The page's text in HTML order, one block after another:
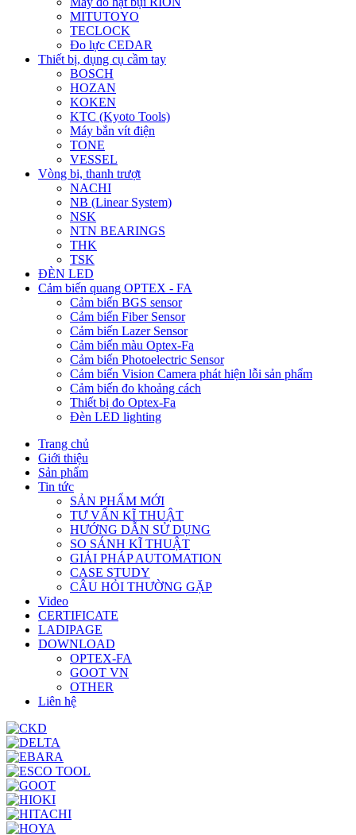
MITUTOYO
TECLOCK
Đo lực CEDAR
Thiết bị, dụng cụ cầm tay
BOSCH
HOZAN
KOKEN
KTC (Kyoto Tools)
Máy bắn vít điện
TONE
VESSEL
Vòng bi, thanh trượt
NACHI
NB (Linear System)
NSK
NTN BEARINGS
THK
TSK
ĐÈN LED
Cảm biến quang OPTEX - FA
Cảm biến BGS sensor
Cảm biến Fiber Sensor
Cảm biến Lazer Sensor
Cảm biến màu Optex-Fa
Cảm biến Photoelectric Sensor
Cảm biến Vision Camera phát hiện lỗi sản phẩm
Cảm biến đo khoảng cách
Thiết bị đo Optex-Fa
Đèn LED lighting
Trang chủ
Giới thiệu
Sản phẩm
Tin tức
SẢN PHẨM MỚI
TƯ VẤN KĨ THUẬT
HƯỚNG DẪN SỬ DỤNG
SO SÁNH KĨ THUẬT
GIẢI PHÁP AUTOMATION
CASE STUDY
CÂU HỎI THƯỜNG GẶP
Video
CERTIFICATE
LADIPAGE
DOWNLOAD
OPTEX-FA
GOOT VN
OTHER
Liên hệ